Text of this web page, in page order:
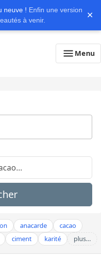
neuve ! Enfin une version
à venir.
×
Menu
anacarde
cacao
ciment karité plus…